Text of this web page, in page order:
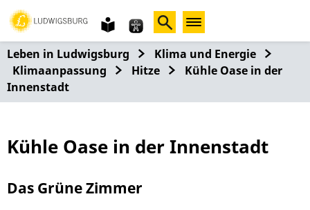
Gebärdensprache
leichte
Sprache
Leben in Ludwigsburg
Klima und Energie
Klimaanpassung
Hitze
Kühle Oase in der
Innenstadt
Kühle Oase in der Innenstadt
Das Grüne Zimmer